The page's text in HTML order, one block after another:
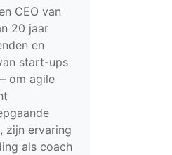
CEO van
20 jaar
en
start-ups
om agile
zijn ervaring
als coach